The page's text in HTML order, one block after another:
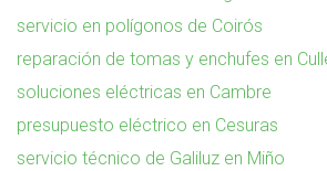
servicio en polígonos de Coirós
reparación de tomas y enchufes en
soluciones eléctricas en Cambre
presupuesto eléctrico en Cesuras
servicio técnico de Galiluz en Miño